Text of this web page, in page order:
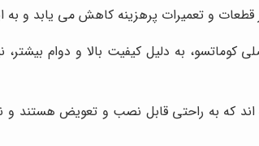
قطعات و تعمیرات پرهزینه کاهش می یابد و
کوماتسو، به دلیل کیفیت بالا و دوام بیشتر،
که به راحتی قابل نصب و تعویض هستند و